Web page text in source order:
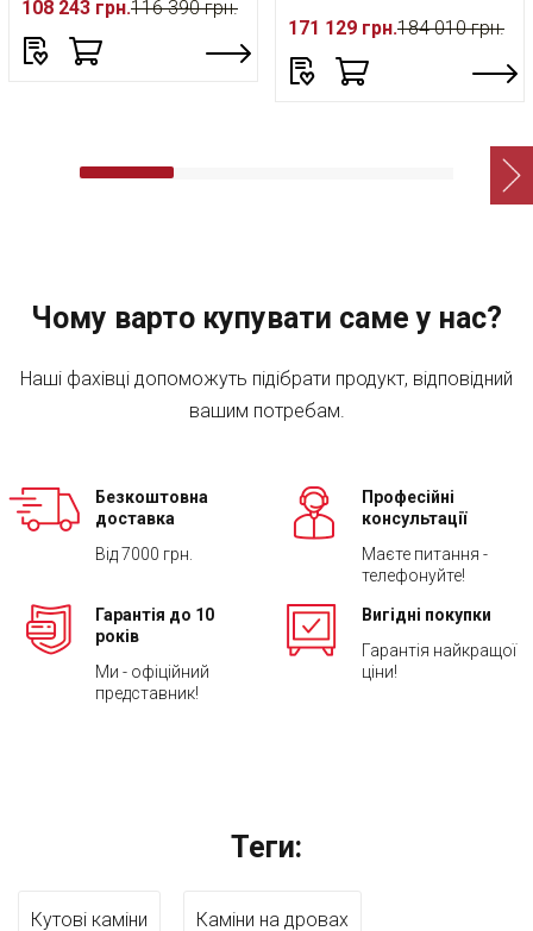
108 243 грн.116 390 грн.
171 129 грн.184 010 грн.
Чому варто купувати саме у нас?
Наші фахівці допоможуть підібрати продукт, відповідний
вашим потребам.
Безкоштовна
доставка
Від 7000 грн.
Професійні
консультації
Маєте питання -
телефонуйте!
Гарантія до 10
років
Ми - офіційний
представник!
Вигідні покупки
Гарантія найкращої
ціни!
Теги:
Кутові каміни Каміни на дровах